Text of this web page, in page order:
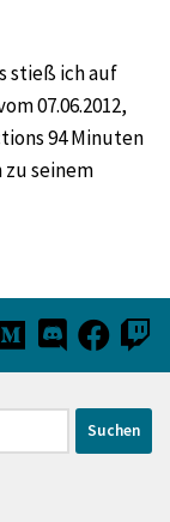
stieß ich auf
07.06.2012,
94 Minuten
seinem